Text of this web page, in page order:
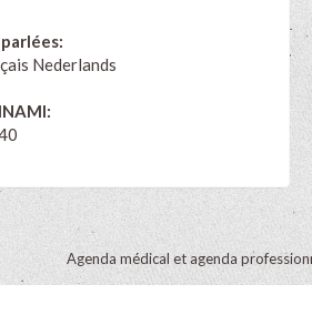
Nederlands
Agenda médical et agenda